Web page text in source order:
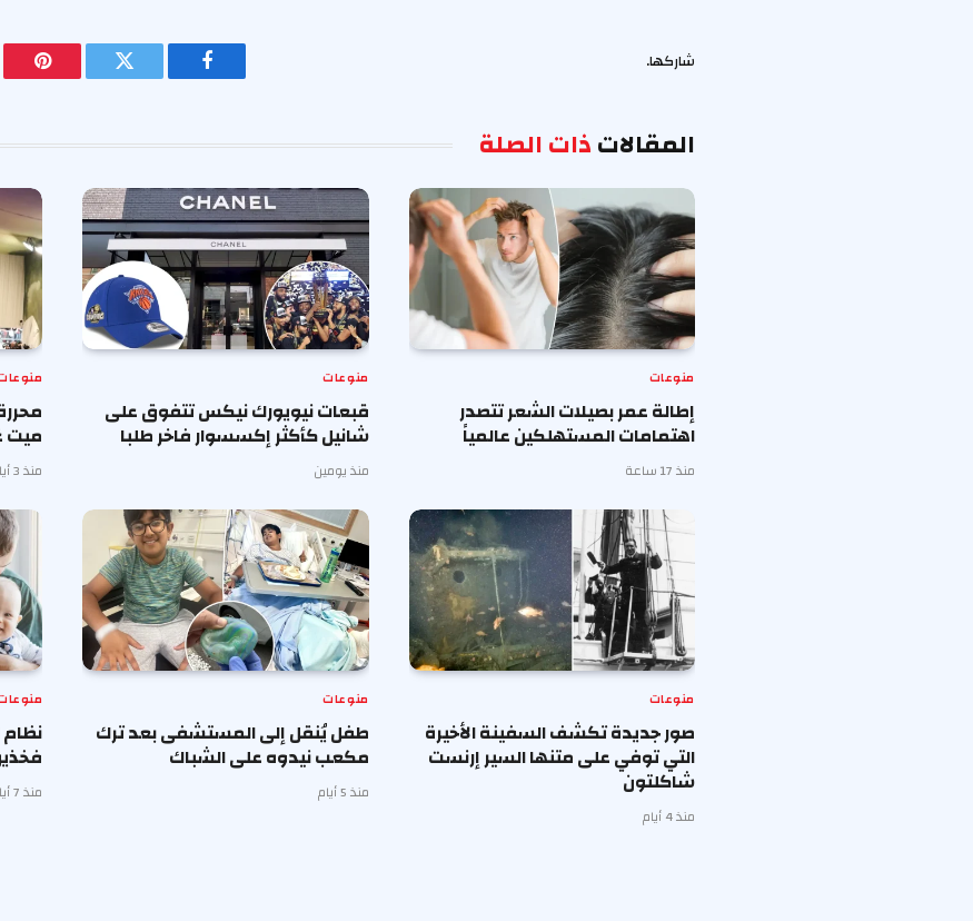
شاركها.
فيسبوك تويتر
المقالاتذات الصلة
منوعات
إطالة عمر بصيلات الشعر تتصدر
اهتمامات المستهلكين عالمياً
منذ 17 ساعة
منوعات
قبعات نيويورك نيكس تتفوق على
شانيل كأكثر إكسسوار فاخر طلبا
منذ يومين
ميت
منذ 3 أيام
منوعات
صور جديدة تكشف السفينة الأخيرة
التي توفي على متنها السير إرنست
شاكلتون
منذ 4 أيام
منوعات
طفل يُنقل إلى المستشفى بعد ترك
مكعب نيدوه على الشباك
منذ 5 أيام منذ 7 أيام